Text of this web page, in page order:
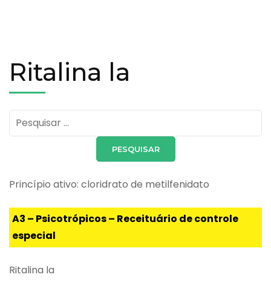
Ritalina la
Pesquisar
por:
Princípio ativo: cloridrato de metilfenidato
A3 – Psicotrópicos – Receituário de controle
especial
Ritalina la